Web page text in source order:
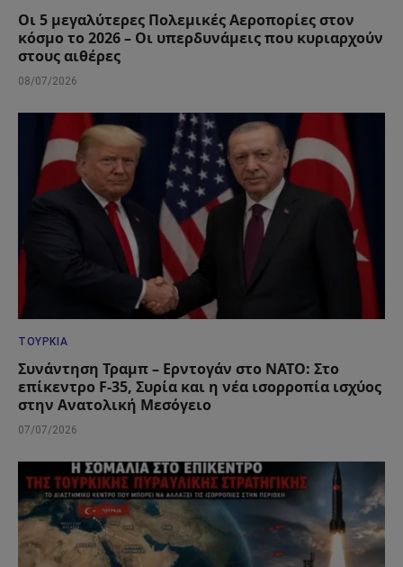
Οι 5 μεγαλύτερες Πολεμικές Αεροπορίες στον
κόσμο το 2026 – Οι υπερδυνάμεις που κυριαρχούν
στους αιθέρες
08/07/2026
ΤΟΥΡΚΊΑ
Συνάντηση Τραμπ – Ερντογάν στο ΝΑΤΟ: Στο
επίκεντρο F-35, Συρία και η νέα ισορροπία ισχύος
στην Ανατολική Μεσόγειο
07/07/2026